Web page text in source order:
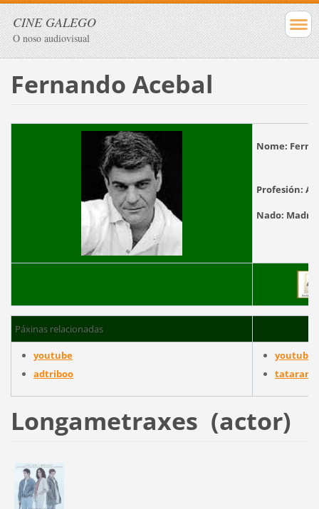
CINE GALEGO
O noso audiovisual
Fernando Acebal
Nome:
Profesión:
Nado:
Páxinas relacionadas
youtube
adtriboo
youtube
tatarana
Longametraxes (actor)